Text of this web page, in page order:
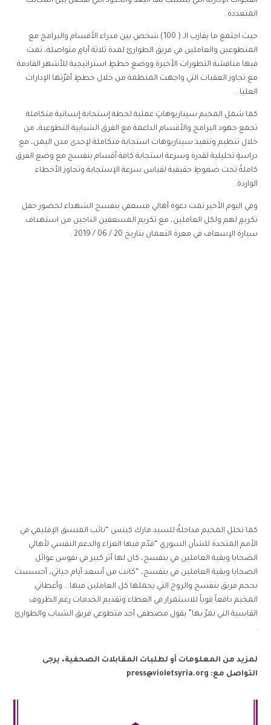
المتعددة .
حيث اجتمع ما يقارب الـ ( 100) شخص بين مدراء الأقسام والبرامج مع
المتطوعين والعاملين في فريق الطوارئ لمدة ثلاثة أيامٍ متواصلة، تمت
فيها مناقشة التطورات الأخيرة ووضع خططٍ استراتيجية للأشهر القادمة
مع تجاوز العقبات التي واجهت المنظمة من خلال خططٍ أقرّتها الإدارات
العليا .
كما شمل المخيم سيناريوهاتٍ عملية لخطة إستجابة إنسانية متكاملة
تجمع جهود البرامج والأقسام الداعمة مع الفرق الشبابية التطوعية، من
خلال تنظيم وتنفيذ سيناريوهات استجابة متكاملة لإحدى مدن اليمن، مع
دراسةٍ تحليلية لقدرة وسرعة استجابة كافة أقسام بنفسج مع وضع الفرق
كاملةً تحت ضغوطٍ حقيقية لقياس سرعة الإستجابة وتجاوز الأخطاء
الواردة.
وفي اليوم الأخير تمت دعوة أهالي مسعفي بنفسج الشهداء لحضور حفل
تكريمٍ لهم ولكل العاملين، مع تكريم المسعفين الناجين من استهداف
سيارة الإسعاف في معرة النعمان بتاريخ 20 / 06 / 2019 .
كما تخلل المخيم مداخلةٌ للسيد مارك كيتس “نائب المنسق الإقليمي في
الأمم المتحدة للشأن السوري “قدّم فيها العزاء والدعم النفسي لأهالي
الضحايا وبقية العاملين في بنفسج، كان لها أثر كبير في نفوس عوائل
الضحايا وبقية العاملين في بنفسج، “كانت من أسعد أيام حياتي، أحسست
بحجم فريق بنفسج والروح التي يحملها كل العاملين فيها .. وأعطاني
المخيم دافعاً قوياً للاستمرار في العطاء وتقديم الخدمات رغم الظروف
القاسية التي نمرّ بها” يقول مصطفى أحد متطوعي فريق الشباب والطوارئ
.
لمزيد من المعلومات أو لطلبات المقابلات الصحفية، يرجى
التواصل مع: press@violetsyria.org